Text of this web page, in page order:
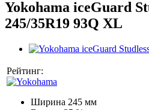
Yokohama iceGuard
245/35R19 93Q XL
Рейтинг:
Ширина 245 мм